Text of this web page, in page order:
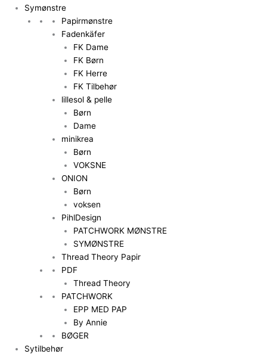
Symønstre
Papirmønstre
Fadenkäfer
FK Dame
FK Børn
FK Herre
FK Tilbehør
lillesol & pelle
Børn
Dame
minikrea
Børn
VOKSNE
ONION
Børn
voksen
PihlDesign
PATCHWORK MØNSTRE
SYMØNSTRE
Thread Theory Papir
PDF
Thread Theory
PATCHWORK
EPP MED PAP
By Annie
BØGER
Sytilbehør